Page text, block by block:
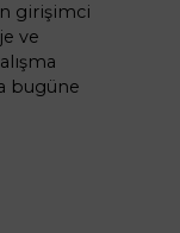
girişimci
ve
bugüne